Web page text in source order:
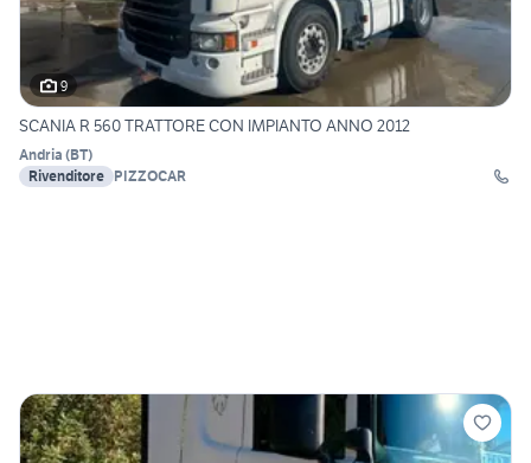
9
SCANIA R 560 TRATTORE CON IMPIANTO ANNO 2012
Andria (BT)
Rivenditore PIZZOCAR